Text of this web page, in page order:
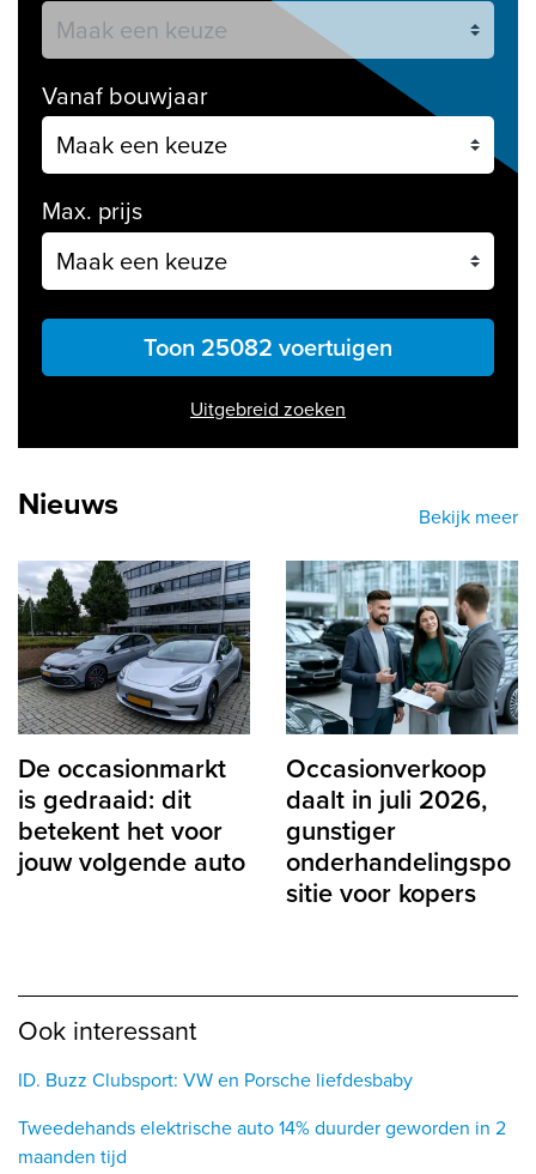
Ook interessant
ID. Buzz Clubsport: VW en Porsche liefdesbaby
Tweedehands elektrische auto 14% duurder geworden in 2
maanden tijd
Vanaf bouwjaar
Max. prijs
Toon 25082 voertuigen
Uitgebreid zoeken
Nieuws Bekijk meer
De occasionmarkt
is gedraaid: dit
betekent het voor
jouw volgende auto
Occasionverkoop
daalt in juli 2026,
gunstiger
onderhandelingspo
sitie voor kopers